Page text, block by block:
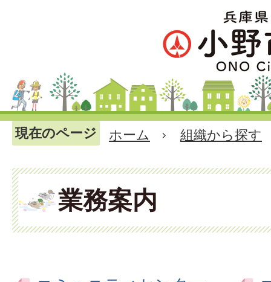
現在のページ ホーム 組織から探す
業務案内